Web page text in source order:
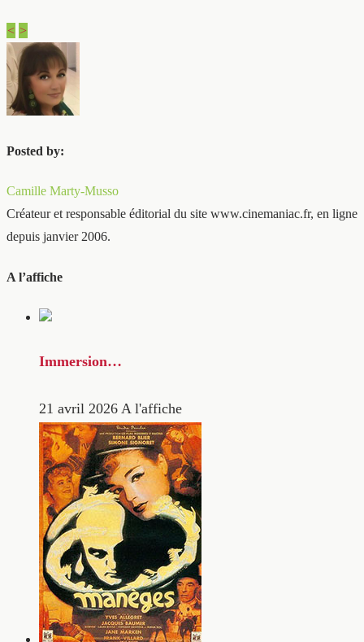
< >
Posted by:
Camille Marty-Musso
Créateur et responsable éditorial du site www.cinemaniac.fr, en ligne
depuis janvier 2006.
A l’affiche
Immersion…
21 avril 2026 A l'affiche